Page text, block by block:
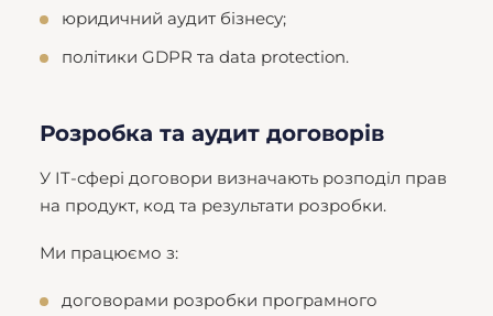
юридичний аудит бізнесу;
політики GDPR та data protection.
Розробка та аудит договорів
У IT-сфері договори визначають розподіл прав
на продукт, код та результати розробки.
Ми працюємо з:
договорами розробки програмного